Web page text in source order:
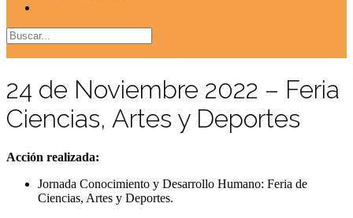
24 de Noviembre 2022 – Feria
Ciencias, Artes y Deportes
Acción realizada:
Jornada Conocimiento y Desarrollo Humano: Feria de
Ciencias, Artes y Deportes.